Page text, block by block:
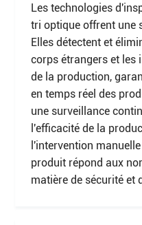
Les technologies
tri optique offrent une
Elles détectent et
corps étrangers et les
de la production,
en temps réel des
une surveillance
l'efficacité de la
l'intervention
produit répond aux
matière de sécurité et